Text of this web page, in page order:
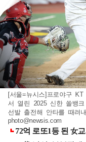
[서울=뉴시스]프로야구
서 열린 2025 신한 쏠뱅
선발 출전해 안타를 때려
photo@newsis.com